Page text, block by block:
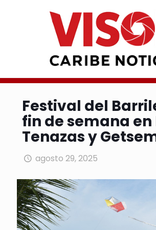
Festival del
fin de semana en
Tenazas y
agosto 29, 2025